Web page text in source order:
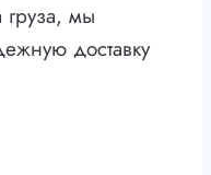
груза, мы
доставку